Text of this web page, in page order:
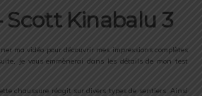
Scott Kinabalu 3
ma vidéo pour découvrir mes impressions complètes
je vous emmènerai dans les détails de mon test
chaussure réagit sur divers types de sentiers. Ainsi